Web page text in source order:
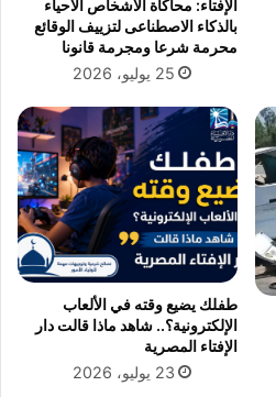
الإفتاء: محاكاة الأشخاص الأحياء
بالذكاء الاصطناعى لتزييف الوقائع
محرمة شرعا ومجرمة قانونا
25 يوليو، 2026
طفلك يضيع وقته في الألعاب
الإلكترونية؟.. شاهد ماذا قالت دار
الإفتاء المصرية
23 يوليو، 2026